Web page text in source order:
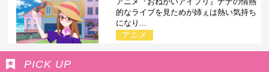
的なライブを見ためが姉ぇは熱い気持ち
になり...
アニメ
PICK UP